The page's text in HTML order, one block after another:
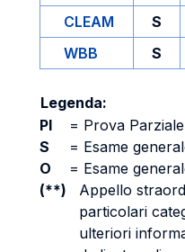
CLEAM
S
WBB
S
Legenda:
PI
= Prova Parziale
S
= Esame
O
= Esame
(**)
Appello
particolari
ulteriori